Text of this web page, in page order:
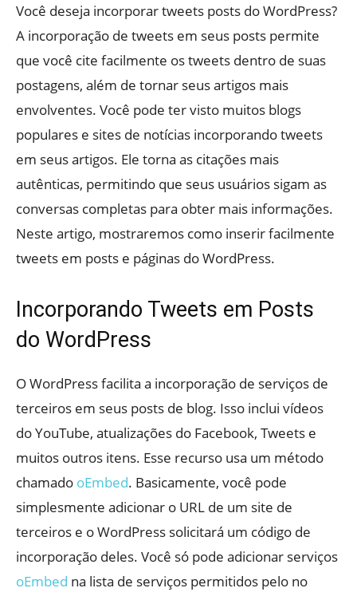
Você deseja incorporar tweets posts do WordPress?
A incorporação de tweets em seus posts permite
que você cite facilmente os tweets dentro de suas
postagens, além de tornar seus artigos mais
envolventes. Você pode ter visto muitos blogs
populares e sites de notícias incorporando tweets
em seus artigos. Ele torna as citações mais
autênticas, permitindo que seus usuários sigam as
conversas completas para obter mais informações.
Neste artigo, mostraremos como inserir facilmente
tweets em posts e páginas do WordPress.
Incorporando Tweets em Posts
do WordPress
O WordPress facilita a incorporação de serviços de
terceiros em seus posts de blog. Isso inclui vídeos
do YouTube, atualizações do Facebook, Tweets e
muitos outros itens. Esse recurso usa um método
chamado oEmbed. Basicamente, você pode
simplesmente adicionar o URL de um site de
terceiros e o WordPress solicitará um código de
incorporação deles. Você só pode adicionar serviços
oEmbed na lista de serviços permitidos pelo no